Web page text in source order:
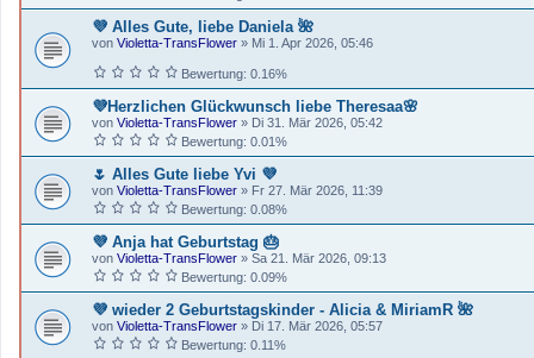
💜 Alles Gute, liebe Daniela 🌺
von Violetta-TransFlower » Mi 1. Apr 2026, 05:46
Bewertung: 0.16%
💜Herzlichen Glückwunsch liebe Theresaa🌸
von Violetta-TransFlower » Di 31. Mär 2026, 05:42
Bewertung: 0.01%
🌷 Alles Gute liebe Yvi 💜
von Violetta-TransFlower » Fr 27. Mär 2026, 11:39
Bewertung: 0.08%
💜 Anja hat Geburtstag 🎂
von Violetta-TransFlower » Sa 21. Mär 2026, 09:13
Bewertung: 0.09%
💜 wieder 2 Geburtstagskinder - Alicia & MiriamR 🌺
von Violetta-TransFlower » Di 17. Mär 2026, 05:57
Bewertung: 0.11%